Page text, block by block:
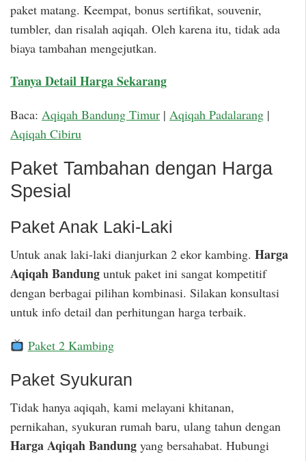
paket matang. Keempat, bonus sertifikat, souvenir,
tumbler, dan risalah aqiqah. Oleh karena itu, tidak ada
biaya tambahan mengejutkan.
Tanya Detail Harga Sekarang
Baca: Aqiqah Bandung Timur | Aqiqah Padalarang |
Aqiqah Cibiru
Paket Tambahan dengan Harga
Spesial
Paket Anak Laki-Laki
Untuk anak laki-laki dianjurkan 2 ekor kambing. Harga
Aqiqah Bandung untuk paket ini sangat kompetitif
dengan berbagai pilihan kombinasi. Silakan konsultasi
untuk info detail dan perhitungan harga terbaik.
Paket 2 Kambing
Paket Syukuran
Tidak hanya aqiqah, kami melayani khitanan,
pernikahan, syukuran rumah baru, ulang tahun dengan
Harga Aqiqah Bandung yang bersahabat. Hubungi